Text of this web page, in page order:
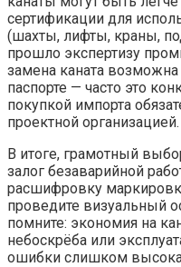
сертификации для
(шахты, лифты, краны,
прошло экспертизу
замена каната
паспорте — часто это
покупкой импорта
проектной организацией.
В итоге, грамотный
залог безаварийной
расшифровку
проведите визуальный
помните: экономия на
небоскрёба или
ошибки слишком